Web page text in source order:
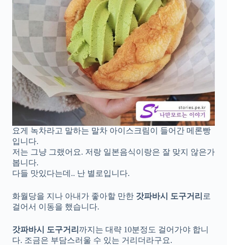
요게 녹차라고 말하는 말차 아이스크림이 들어간 메론빵
입니다.
저는 그냥 그랬어요. 저랑 일본음식이랑은 잘 맞지 않은가
봅니다.
다들 맛있다는데.. 난 별로입니다.
화월당을 지나 아내가 좋아할 만한 갓파바시 도구거리 로
걸어서 이동을 했습니다.
갓파바시 도구거리 까지는 대략 10분정도 걸어가야 합니
다. 조금은 부담스러울 수 있는 거리더라구요.